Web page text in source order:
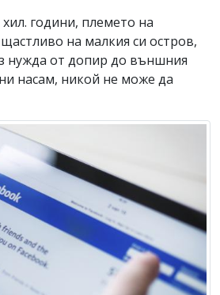
години, племето на
на малкия си остров,
нужда от допир до външния
насам, никой не може да